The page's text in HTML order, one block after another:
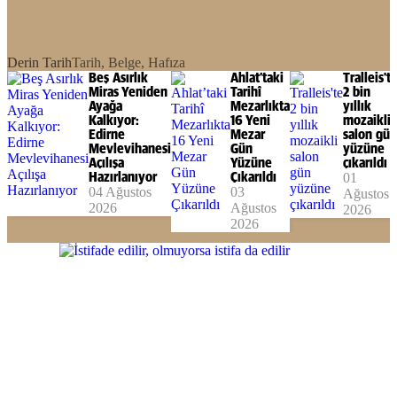
Derin TarihTarih, Belge, Hafıza
Beş Asırlık
Miras Yeniden
Ayağa
Kalkıyor:
Edirne
Mevlevihanesi
Açılışa
Hazırlanıyor
04 Ağustos
2026
Ahlat’taki
Tarihî
Mezarlıkta
16 Yeni
Mezar
Gün
Yüzüne
Çıkarıldı
03
Ağustos
2026
Tralleis'te
2 bin
yıllık
mozaikli
salon gün
yüzüne
çıkarıldı
01
Ağustos
2026